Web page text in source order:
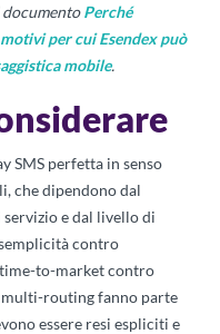
Perché
per cui Esendex può
mobile.
SMS perfetta in senso
che dipendono dal
e dal livello di
contro
to-market contro
routing fanno parte
essere resi espliciti e